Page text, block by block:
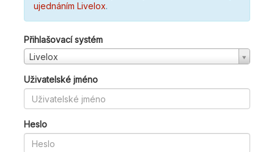
ujednáním Livelox.
Přihlašovací systém
Livelox
Uživatelské jméno
Heslo